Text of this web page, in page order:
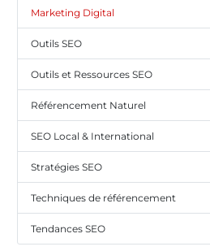
Marketing Digital
Outils SEO
Outils et Ressources SEO
Référencement Naturel
SEO Local & International
Stratégies SEO
Techniques de référencement
Tendances SEO